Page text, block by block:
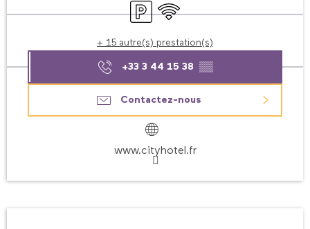
ParkingWiFi
+ 15 autre(s) prestation(s)
+33 3 44 15 38 ▒▒
Contactez-nous
www.cityhotel.fr